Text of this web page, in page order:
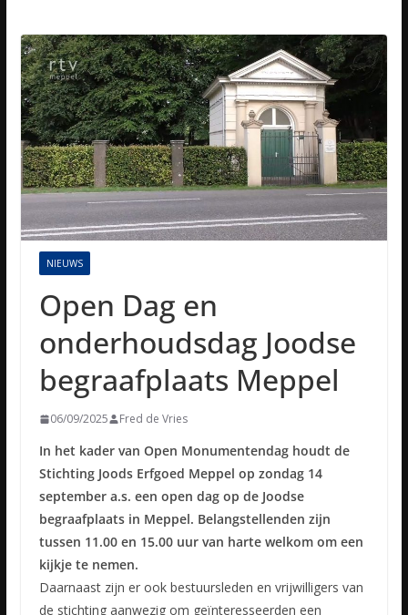
NIEUWS
Open Dag en
onderhoudsdag Joodse
begraafplaats Meppel
06/09/2025 Fred de Vries
In het kader van Open Monumentendag houdt de
Stichting Joods Erfgoed Meppel op zondag 14
september a.s. een open dag op de Joodse
begraafplaats in Meppel. Belangstellenden zijn
tussen 11.00 en 15.00 uur van harte welkom om een
kijkje te nemen.
Daarnaast zijn er ook bestuursleden en vrijwilligers van
de stichting aanwezig om geïnteresseerden een